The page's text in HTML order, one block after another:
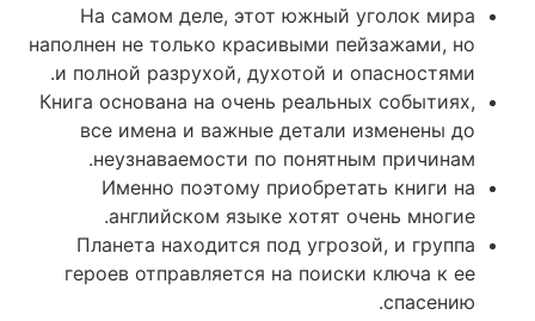
На самом деле, этот южный уголок мира
наполнен не только красивыми пейзажами, но
и полной разрухой, духотой и опасностями.
Книга основана на очень реальных событиях,
все имена и важные детали изменены до
неузнаваемости по понятным причинам.
Именно поэтому приобретать книги на
английском языке хотят очень многие.
Планета находится под угрозой, и группа
героев отправляется на поиски ключа к ее
спасению.